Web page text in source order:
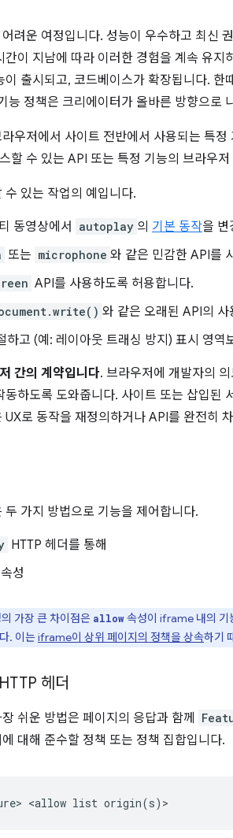
려운 여정입니다. 성능이 우수하고 최신
간이 지남에 따라 이러한 경험을 계속 유
출시되고, 코드베이스가 확장됩니다.
능 정책은 크리에이터가 올바른 방향으로
우저에서 사이트 전반에서 사용되는 특정
할 수 있는 API 또는 특정 기능의 브라우
있는 작업의 예입니다.
동영상에서 autoplay 의 기본 동작을 변
또는 microphone 와 같은 민감한 API를
API를 사용하도록 허용합니다.
와 같은 오래된 API의 사
하고 (예: 레이아웃 트래싱 방지) 표시 영
간의 계약입니다. 브라우저에 개발자의
동하도록 도와줍니다. 사이트 또는 삽입된
UX로 동작을 재정의하거나 API를 완전히
두 가지 방법으로 기능을 제어합니다.
HTTP 헤더를 통해
속성
가장 큰 차이점은 allow속성이 iframe 내의 기
. 이는iframe이 상위 페이지의 정책을 상속하기
HTTP 헤더
쉬운 방법은 페이지의 응답과 함께
대해 준수할 정책 또는 정책 집합입니다.